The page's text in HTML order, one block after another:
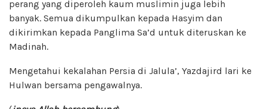
perang yang diperoleh kaum muslimin juga lebih
banyak. Semua dikumpulkan kepada Hasyim dan
dikirimkan kepada Panglima Sa’d untuk diteruskan ke
Madinah.
Mengetahui kekalahan Persia di Jalula’, Yazdajird lari ke
Hulwan bersama pengawalnya.